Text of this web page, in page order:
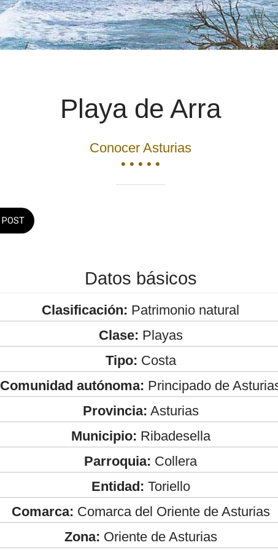
Playa de Arra
Conocer Asturias
• • • • •
POST
Datos básicos
Clasificación: Patrimonio natural
Clase: Playas
Tipo: Costa
Comunidad autónoma: Principado de
Provincia: Asturias
Municipio: Ribadesella
Parroquia: Collera
Entidad: Toriello
Comarca: Comarca del Oriente de Asturias
Zona: Oriente de Asturias